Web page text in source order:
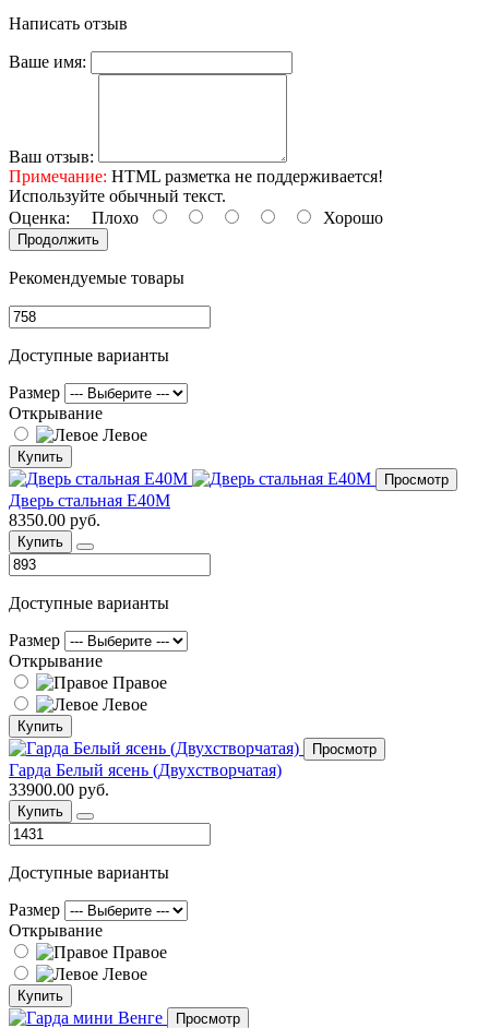
Написать отзыв
Ваше имя:
Ваш отзыв:
Примечание: HTML разметка не поддерживается!
Используйте обычный текст.
Оценка: Плохо Хорошо
Продолжить
Рекомендуемые товары
Доступные варианты
Размер
Открывание
Левое
Купить
Просмотр
Дверь стальная Е40М
8350.00 руб.
Купить
Доступные варианты
Размер
Открывание
Правое
Левое
Купить
Просмотр
Гарда Белый ясень (Двухстворчатая)
33900.00 руб.
Купить
Доступные варианты
Размер
Открывание
Правое
Левое
Купить
Просмотр